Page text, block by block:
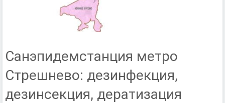
Санэпидемстанция метро
Стрешнево: дезинфекция,
дезинсекция, дератизация